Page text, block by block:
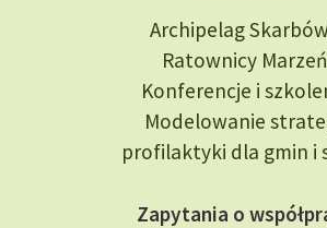
Archipelag
Ratownicy Marzeń
Konferencje i
Modelowanie
profilaktyki dla gmin i
Zapytania o